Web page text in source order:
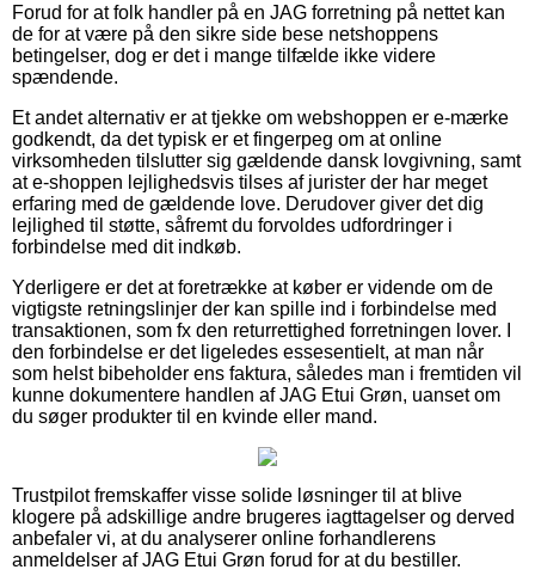
Forud for at folk handler på en JAG forretning på nettet kan
de for at være på den sikre side bese netshoppens
betingelser, dog er det i mange tilfælde ikke videre
spændende.
Et andet alternativ er at tjekke om webshoppen er e-mærke
godkendt, da det typisk er et fingerpeg om at online
virksomheden tilslutter sig gældende dansk lovgivning, samt
at e-shoppen lejlighedsvis tilses af jurister der har meget
erfaring med de gældende love. Derudover giver det dig
lejlighed til støtte, såfremt du forvoldes udfordringer i
forbindelse med dit indkøb.
Yderligere er det at foretrække at køber er vidende om de
vigtigste retningslinjer der kan spille ind i forbindelse med
transaktionen, som fx den returrettighed forretningen lover. I
den forbindelse er det ligeledes essesentielt, at man når
som helst bibeholder ens faktura, således man i fremtiden vil
kunne dokumentere handlen af JAG Etui Grøn, uanset om
du søger produkter til en kvinde eller mand.
Trustpilot fremskaffer visse solide løsninger til at blive
klogere på adskillige andre brugeres iagttagelser og derved
anbefaler vi, at du analyserer online forhandlerens
anmeldelser af JAG Etui Grøn forud for at du bestiller.